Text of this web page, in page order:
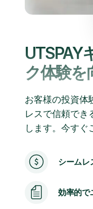
UTSPAY
ク体験を
お客様の投資体
レスで信頼でき
します。今すぐ
シームレ
効率的で